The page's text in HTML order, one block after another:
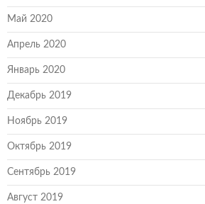
Май 2020
Апрель 2020
Январь 2020
Декабрь 2019
Ноябрь 2019
Октябрь 2019
Сентябрь 2019
Август 2019